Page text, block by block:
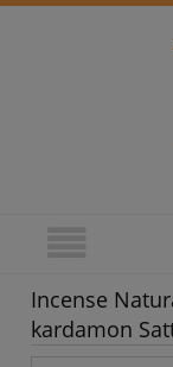
Incense
kardamon